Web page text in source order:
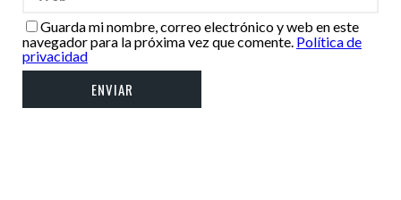
Guarda mi nombre, correo electrónico y web en este
navegador para la próxima vez que comente. Política de
privacidad